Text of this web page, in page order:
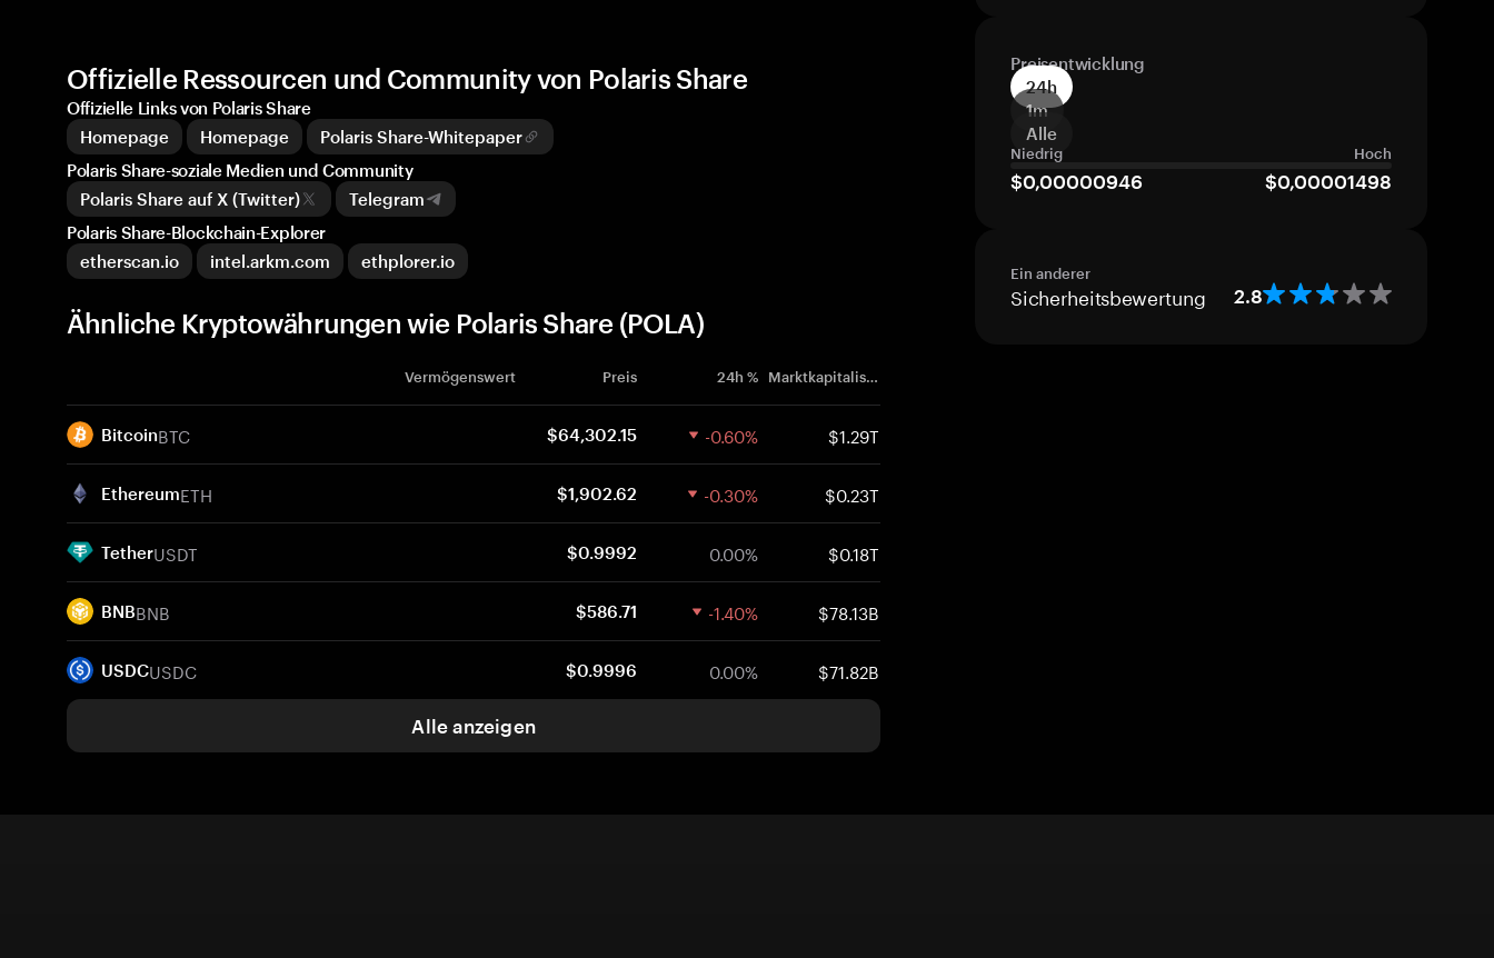
Preisentwicklung
24h
1m
Alle
Niedrig Hoch
$0,00000946 $0,00001498
Ein anderer
Sicherheitsbewertung 2.8
Offizielle Ressourcen und Community von Polaris Share
Offizielle Links von Polaris Share
Homepage
Homepage
Polaris Share-Whitepaper
Polaris Share-soziale Medien und Community
Polaris Share auf X (Twitter)
Telegram
Polaris Share-Blockchain-Explorer
etherscan.io
intel.arkm.com ethplorer.io
Ähnliche Kryptowährungen wie Polaris Share (POLA)
Vermögenswert Preis 24h % Marktkapitalisierung
BitcoinBTC $64,302.15 -0.60% $1.29T
EthereumETH $1,902.62 -0.30% $0.23T
TetherUSDT $0.9992 0.00% $0.18T
BNBBNB $586.71 -1.40% $78.13B
USDCUSDC $0.9996 0.00% $71.82B
Alle anzeigen